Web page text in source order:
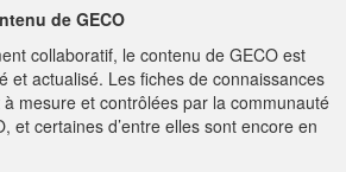
DE GECO AIDE
de GECO
collaboratif, le contenu de GECO est
et actualisé. Les fiches de connaissances
mesure et contrôlées par la communauté
et certaines d’entre elles sont encore en